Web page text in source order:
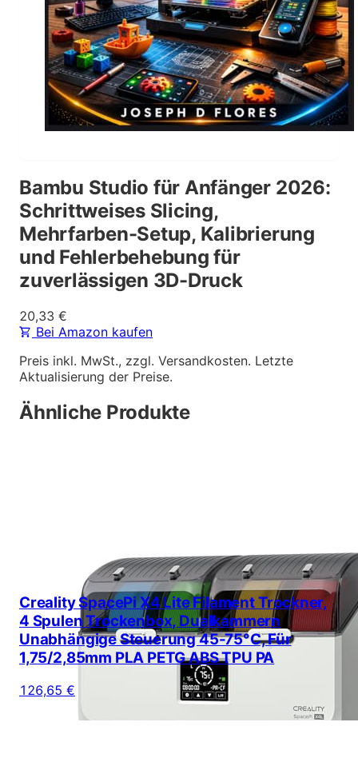
Bambu Studio für Anfänger 2026:
Schrittweises Slicing,
Mehrfarben-Setup, Kalibrierung
und Fehlerbehebung für
zuverlässigen 3D-Druck
20,33 €
Bei Amazon kaufen
Preis inkl. MwSt., zzgl. Versandkosten. Letzte
Aktualisierung der Preise.
Ähnliche Produkte
Creality SpacePi X4 Lite Filament Trockner,
4 Spulen Trockenbox, Dualkammern
Unabhängige Steuerung 45-75°C, Für
1,75/2,85mm PLA PETG ABS TPU PA
126,65 €